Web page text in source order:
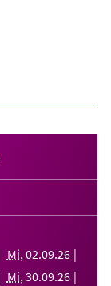
Mi, 02.09.26
Mi, 30.09.26